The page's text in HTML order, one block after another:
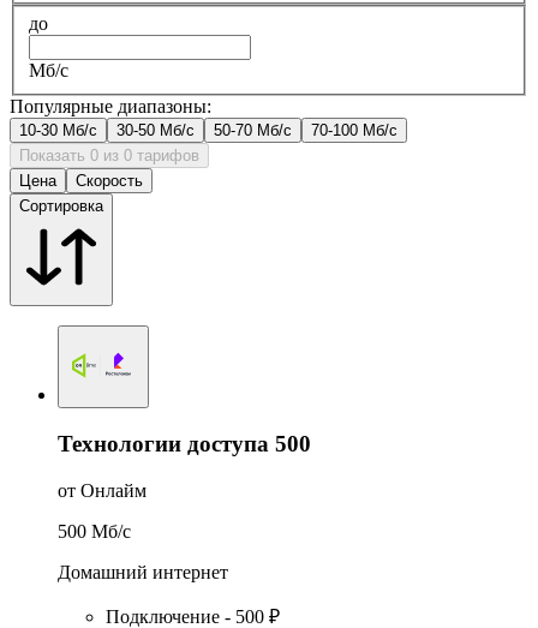
до
Мб/с
Популярные диапазоны:
10-30 Мб/с 30-50 Мб/с 50-70 Мб/с
70-100 Мб/с
Показать 0 из 0 тарифов
Цена
Скорость
Сортировка
Технологии доступа 500
от Онлайм
500 Мб/c
Домашний интернет
Подключение - 500 ₽